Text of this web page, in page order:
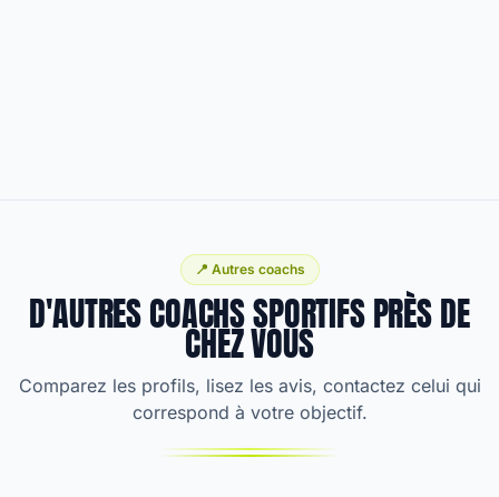
📍 Autres coachs
D'AUTRES COACHS SPORTIFS PRÈS DE
CHEZ VOUS
Comparez les profils, lisez les avis, contactez celui qui
correspond à votre objectif.